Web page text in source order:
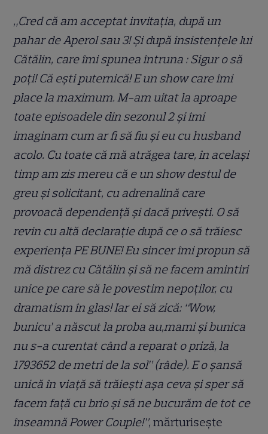
„Cred că am acceptat invitația, după un
pahar de Aperol sau 3! Și după insistențele lui
Cătălin, care îmi spunea întruna : Sigur o să
poți! Că ești puternică! E un show care îmi
place la maximum. M-am uitat la aproape
toate episoadele din sezonul 2 și îmi
imaginam cum ar fi să fiu și eu cu husband
acolo. Cu toate că mă atrăgea tare, în același
timp am zis mereu că e un show destul de
greu și solicitant, cu adrenalină care
provoacă dependență și dacă privești. O să
revin cu altă declarație după ce o să trăiesc
experiența PE BUNE! Eu sincer îmi propun să
mă distrez cu Cătălin și să ne facem amintiri
unice pe care să le povestim nepoților, cu
dramatism în glas! Iar ei să zică: “Wow,
bunicu’ a născut la proba au,mami și bunica
nu s-a curentat când a reparat o priză, la
1793652 de metri de la sol” (râde). E o șansă
unică în viață să trăiești așa ceva și sper să
facem față cu brio și să ne bucurăm de tot ce
înseamnă Power Couple!”,mărturisește